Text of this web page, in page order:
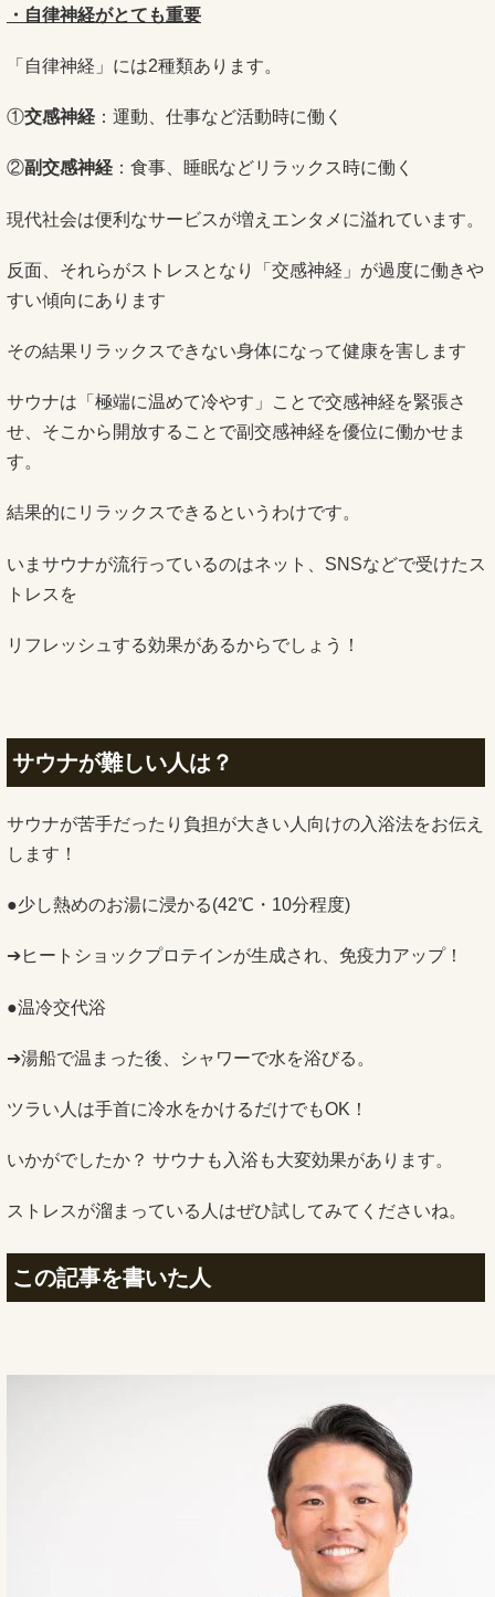
・自律神経がとても重要
「自律神経」には2種類あります。
①交感神経 ：運動、仕事など活動時に働く
②副交感神経 ：食事、睡眠などリラックス時に働く
現代社会は便利なサービスが増えエンタメに溢れています。
反面、それらがストレスとなり「交感神経」が過度に働きや
すい傾向にあります
その結果リラックスできない身体になって健康を害します
サウナは「極端に温めて冷やす」ことで交感神経を緊張さ
せ、そこから開放することで副交感神経を優位に働かせま
す。
結果的にリラックスできるというわけです。
いまサウナが流行っているのはネット、SNSなどで受けたス
トレスを
リフレッシュする効果があるからでしょう！
サウナが難しい人は？
サウナが苦手だったり負担が大きい人向けの入浴法をお伝え
します！
●少し熱めのお湯に浸かる(42℃・10分程度)
➔ヒートショックプロテインが生成され、免疫力アップ！
●温冷交代浴
➔湯船で温まった後、シャワーで水を浴びる。
ツラい人は手首に冷水をかけるだけでもOK！
いかがでしたか？ サウナも入浴も大変効果があります。
ストレスが溜まっている人はぜひ試してみてくださいね。
この記事を書いた人